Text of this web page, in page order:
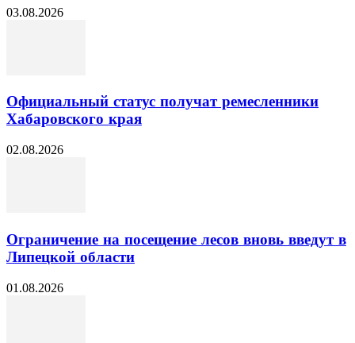
03.08.2026
Официальный статус получат ремесленники
Хабаровского края
02.08.2026
Ограничение на посещение лесов вновь введут в
Липецкой области
01.08.2026